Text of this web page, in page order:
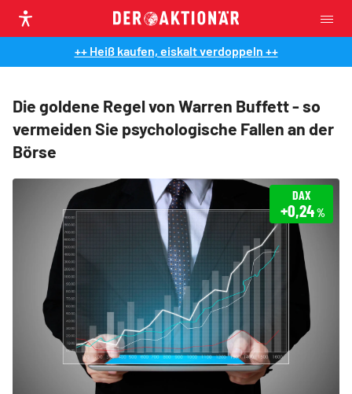
++ Heiß kaufen, eiskalt verdoppeln ++
Die goldene Regel von Warren Buffett - so
vermeiden Sie psychologische Fallen an der
Börse
DAX
+0,24%